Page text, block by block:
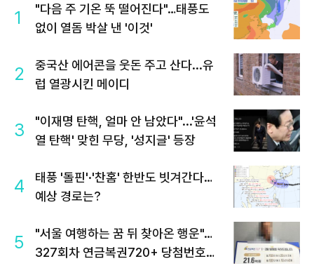
1
"다음 주 기온 뚝 떨어진다"…태풍도
없이 열돔 박살 낸 '이것'
2
중국산 에어콘을 웃돈 주고 산다...유
럽 열광시킨 메이디
3
"이재명 탄핵, 얼마 안 남았다"...'윤석
열 탄핵' 맞힌 무당, '성지글' 등장
4
태풍 '돌핀'·'찬홈' 한반도 빗겨간다…
예상 경로는?
5
"서울 여행하는 꿈 뒤 찾아온 행운"…
327회차 연금복권720+ 당첨번호조